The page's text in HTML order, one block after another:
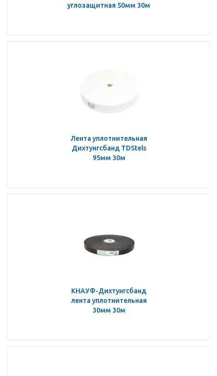
углозащитная 50мм 30м
Лента уплотнительная
Дихтунгсбанд TDStels
95мм 30м
КНАУФ-Дихтунгсбанд
лента уплотнительная
30мм 30м